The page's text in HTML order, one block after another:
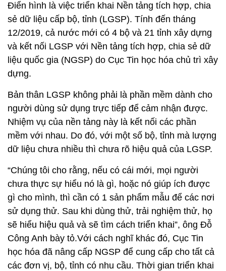
Điển hình là việc triển khai Nền tảng tích hợp, chia
sẻ dữ liệu cấp bộ, tỉnh (LGSP). Tính đến tháng
12/2019, cả nước mới có 4 bộ và 21 tỉnh xây dựng
và kết nối LGSP với Nền tảng tích hợp, chia sẻ dữ
liệu quốc gia (NGSP) do Cục Tin học hóa chủ trì xây
dựng.
Bản thân LGSP không phải là phần mềm dành cho
người dùng sử dụng trực tiếp để cảm nhận được.
Nhiệm vụ của nền tảng này là kết nối các phần
mềm với nhau. Do đó, với một số bộ, tỉnh mà lượng
dữ liệu chưa nhiều thì chưa rõ hiệu quả của LGSP.
“Chúng tôi cho rằng, nếu có cái mới, mọi người
chưa thực sự hiểu nó là gì, hoặc nó giúp ích được
gì cho mình, thì cần có 1 sản phẩm mẫu để các nơi
sử dụng thử. Sau khi dùng thử, trải nghiệm thử, họ
sẽ hiểu hiệu quả và sẽ tìm cách triển khai”, ông Đỗ
Công Anh bày tỏ.Với cách nghĩ khác đó, Cục Tin
học hóa đã nâng cấp NGSP để cung cấp cho tất cả
các đơn vị, bộ, tỉnh có nhu cầu. Thời gian triển khai